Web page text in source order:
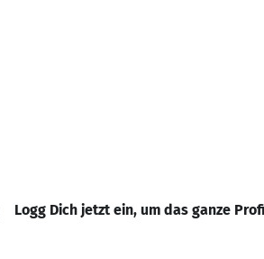
Logg Dich jetzt ein, um das ganze